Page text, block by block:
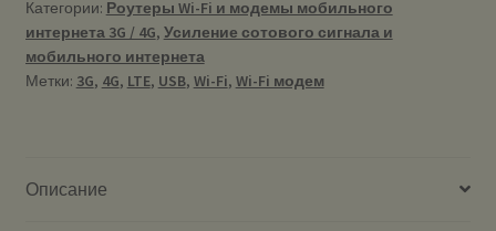
Категории: Роутеры Wi-Fi и модемы мобильного
интернета 3G / 4G, Усиление сотового сигнала и
мобильного интернета
Метки: 3G, 4G, LTE, USB, Wi-Fi, Wi-Fi модем
Описание